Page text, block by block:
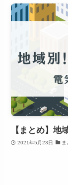
【まとめ】地
2021年5月23日 ま